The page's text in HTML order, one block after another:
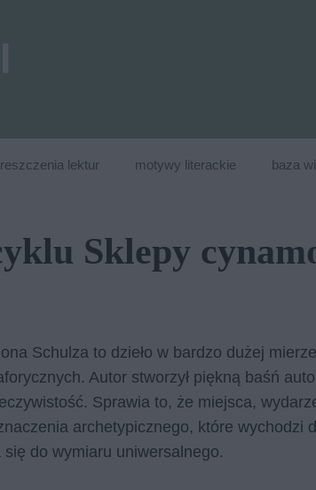
lektur motywy literackie baza
Sklepy
Schulza to dzieło w bardzo dużej
Autor stworzył piękną baśń
Sprawia to, że miejsca,
archetypicznego, które wychodzi
do wymiaru uniwersalnego.